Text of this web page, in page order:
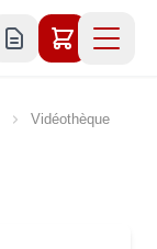
Vidéothèque